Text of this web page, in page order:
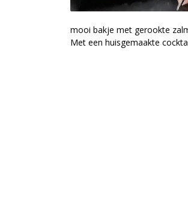
mooi bakje met gerookte
Met een huisgemaakte